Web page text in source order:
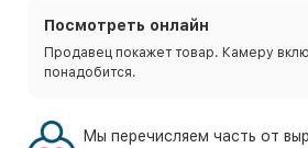
Посмотреть онлайн
Продавец покажет товар. Камеру
понадобится.
Мы перечисляем часть от